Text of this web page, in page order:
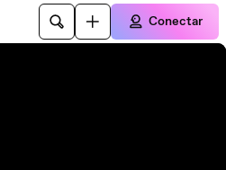
Conectar